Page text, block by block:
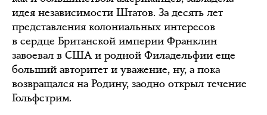
идея независимости Штатов. За десять лет
представления колониальных интересов
в сердце Британской империи Франклин
завоевал в США и родной Филадельфии еще
больший авторитет и уважение, ну, а пока
возвращался на Родину, заодно открыл течение
Гольфстрим.